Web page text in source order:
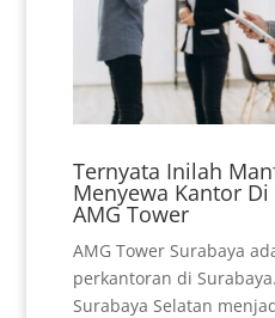
Ternyata Inilah
Menyewa Kantor
AMG Tower
AMG Tower Surabaya
perkantoran di
Surabaya Selatan